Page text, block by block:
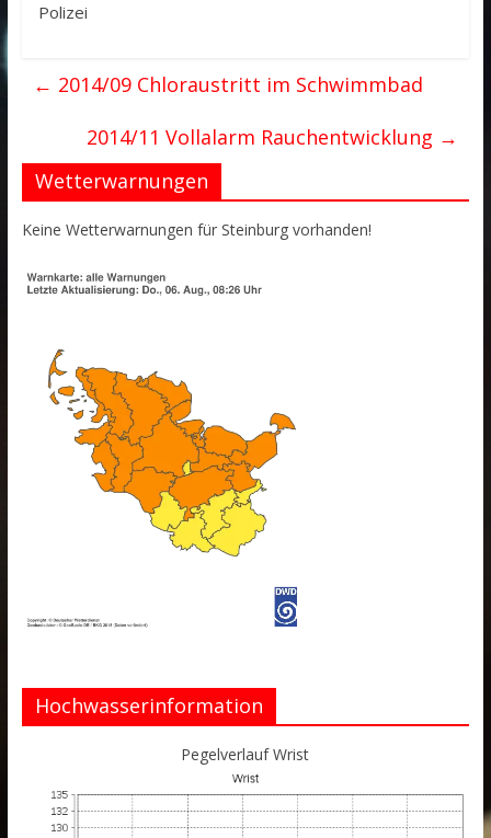
Polizei
← 2014/09 Chloraustritt im Schwimmbad
2014/11 Vollalarm Rauchentwicklung →
Wetterwarnungen
Keine Wetterwarnungen für Steinburg vorhanden!
Hochwasserinformation
Pegelverlauf Wrist